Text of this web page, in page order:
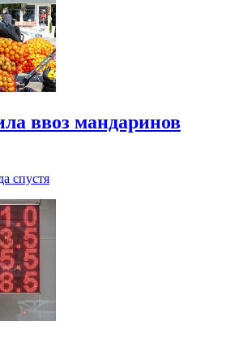
ввоз мандаринов
спустя